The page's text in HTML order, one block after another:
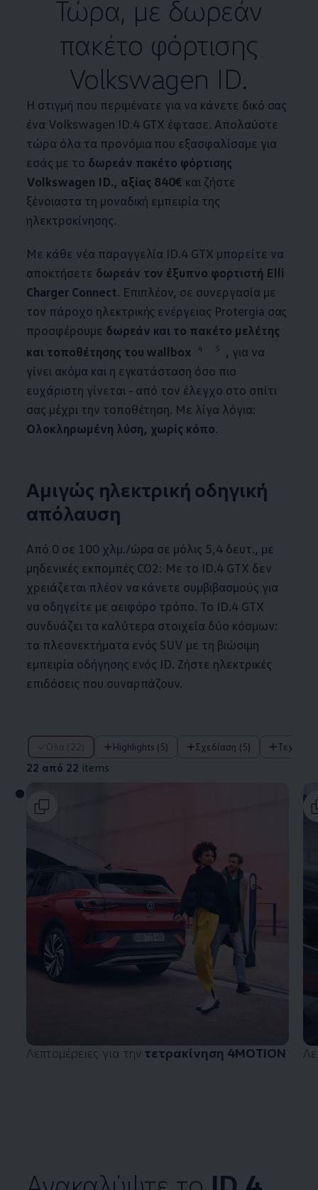
Τώρα, με δωρεάν
πακέτο φόρτισης
Volkswagen ID.
Η στιγμή που περιμένατε για να κάνετε δικό σας
ένα Volkswagen ID.4GTX έφτασε. Απολαύστε
τώρα όλα τα προνόμια που εξασφαλίσαμε για
εσάς με το δωρεάν πακέτο φόρτισης
Volkswagen ID., αξίας 840€ και ζήστε
ξένοιαστα τη μοναδική εμπειρία της
ηλεκτροκίνησης.
Με κάθε νέα παραγγελία ID.4 GTX μπορείτε να
αποκτήσετε δωρεάν τον έξυπνο φορτιστή Elli
Charger Connect. Επιπλέον, σε συνεργασία με
τον πάροχο ηλεκτρικής ενέργειας Protergia σας
προσφέρουμε δωρεάν και το πακέτο μελέτης
και τοποθέτησης του wallbox
4 5
, για να
γίνει ακόμα και η εγκατά­σταση όσο πιο
ευχάριστη γίνεται - από τον έλεγχο στο σπίτι
σας μέχρι την τοποθέτηση. Με λίγα λόγια:
Ολοκληρωμένη λύση, χωρίς κόπο.
Αμιγώς ηλεκτρική οδηγική
απόλαυση
Από 0 σε 100 χλμ./ώρα σε μόλις 5,4 δευτ., με
μηδενικές εκπομπές CO2: Με το ID.4GTX δεν
χρειάζεται πλέον να κάνετε συμβιβασμούς για
να οδηγείτε με αειφόρο τρόπο. Το ID.4GTX
συνδυάζει τα καλύτερα στοιχεία δύο κόσμων:
τα πλεονεκτήματα ενός SUV με τη βιώσιμη
εμπειρία οδήγησης ενός ID. Ζήστε ηλεκτρικές
επιδόσεις που συναρπάζουν.
Όλα (22) Highlights (5) Σχεδίαση (5)
22 από 22 items
22 από 22 items
Λεπτομέρειες για την τετρακίνηση 4MOTION